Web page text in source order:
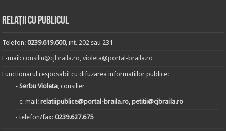
Relații cu publicul
Telefon:0239.619.600, int. 202 sau 231
E-mail:consiliu@cjbraila.ro,violeta@portal-braila.ro
Functionarul resposabil cu difuzarea informatiilor publice:
- Serbu Violeta, consilier
- e-mail:relatiipublice@portal-braila.ro, petitii@cjbraila.ro
- telefon/fax:0239.627.675